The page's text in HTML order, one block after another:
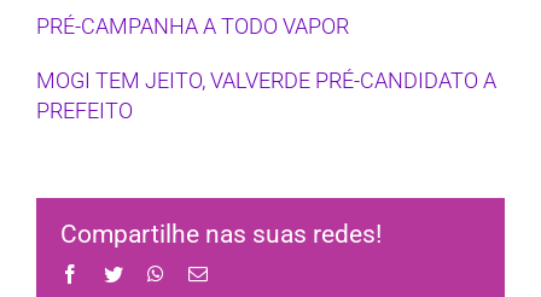
PRÉ-CAMPANHA A TODO VAPOR
MOGI TEM JEITO, VALVERDE PRÉ-CANDIDATO A
PREFEITO
Compartilhe nas suas redes!
Facebook
Twitter WhatsApp
Email